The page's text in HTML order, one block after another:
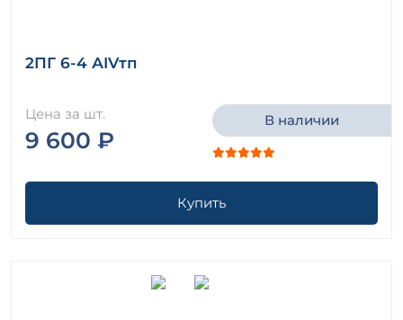
2ПГ 6-4 АIVтп
Цена за шт.
9 600 ₽
В наличии
Купить